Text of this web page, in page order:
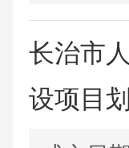
长治市
设项目